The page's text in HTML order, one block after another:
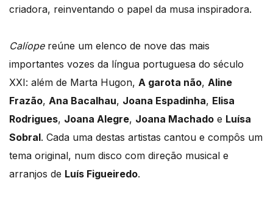
criadora, reinventando o papel da musa inspiradora.
Calíopereúne um elenco de nove das mais
importantes vozes da língua portuguesa do século
XXI: além de Marta Hugon, A garota não, Aline
Frazão, Ana Bacalhau, Joana Espadinha, Elisa
Rodrigues, Joana Alegre, Joana Machado e Luísa
Sobral. Cada uma destas artistas cantou e compôs um
tema original, num disco com direção musical e
arranjos de Luís Figueiredo.